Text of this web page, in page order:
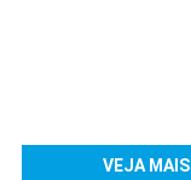
VEJA MAIS